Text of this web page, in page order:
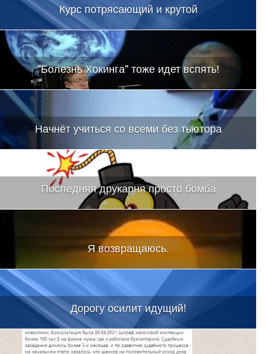
Курс потрясающий и крутой
"Болезнь Хокинга" тоже идет вспять!
Начнёт учиться со всеми без тьютора
Последняя друкарня просто бомба
Я возвращаюсь.
Дорогу осилит идущий!